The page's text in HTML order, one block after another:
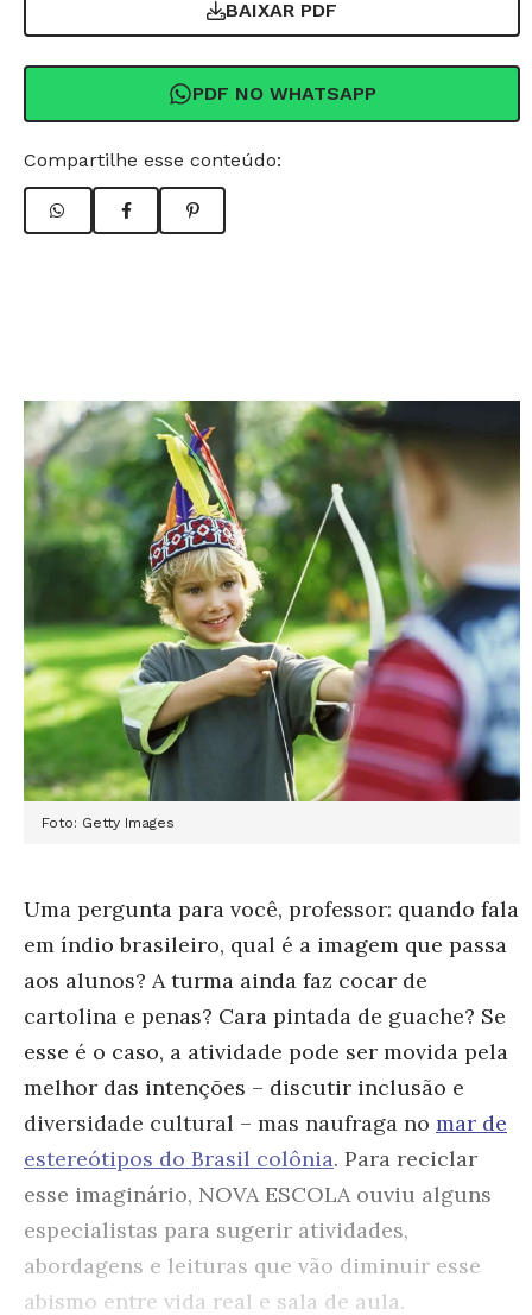
BAIXAR PDF
PDF NO WHATSAPP
Compartilhe esse conteúdo:
Foto: Getty Images
Uma pergunta para você, professor: quando fala
em índio brasileiro, qual é a imagem que passa
aos alunos? A turma ainda faz cocar de
cartolina e penas? Cara pintada de guache? Se
esse é o caso, a atividade pode ser movida pela
melhor das intenções – discutir inclusão e
diversidade cultural – mas naufraga no mar de
estereótipos do Brasil colônia. Para reciclar
esse imaginário, NOVA ESCOLA ouviu alguns
especialistas para sugerir atividades,
abordagens e leituras que vão diminuir esse
abismo entre vida real e sala de aula.